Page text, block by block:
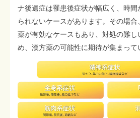
ナ後遺症は罹患後症状が幅広く、時
られないケースがあります。その場
薬が有効なケースもあり、対処の難し
め、漢方薬の可能性に期待が集まって